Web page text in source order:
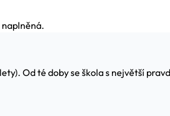
naplněná.
Od té doby se škola s největší